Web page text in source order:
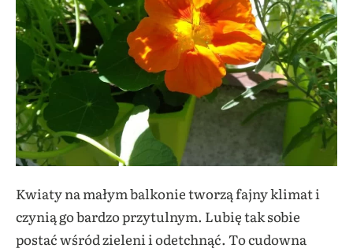
Kwiaty na małym balkonie tworzą fajny klimat i
czynią go bardzo przytulnym. Lubię tak sobie
postać wśród zieleni i odetchnąć. To cudowna